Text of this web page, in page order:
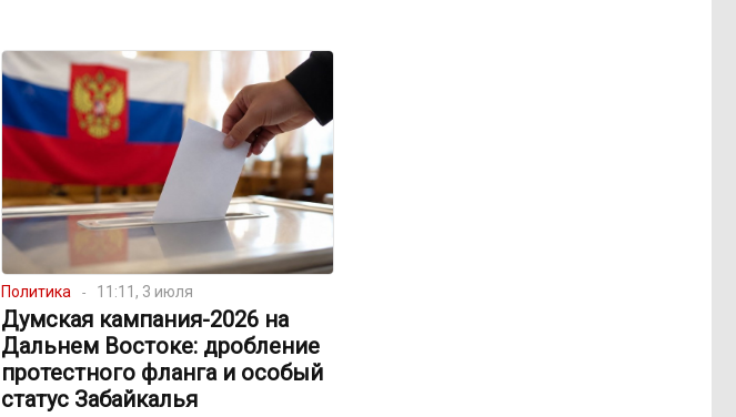
Политика 11:11, 3 июля
Думская кампания-2026 на
Дальнем Востоке: дробление
протестного фланга и особый
статус Забайкалья